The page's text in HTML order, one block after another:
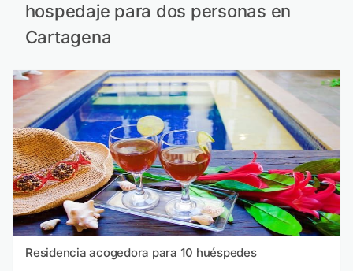
hospedaje para dos personas en
Cartagena
Residencia acogedora para 10 huéspedes